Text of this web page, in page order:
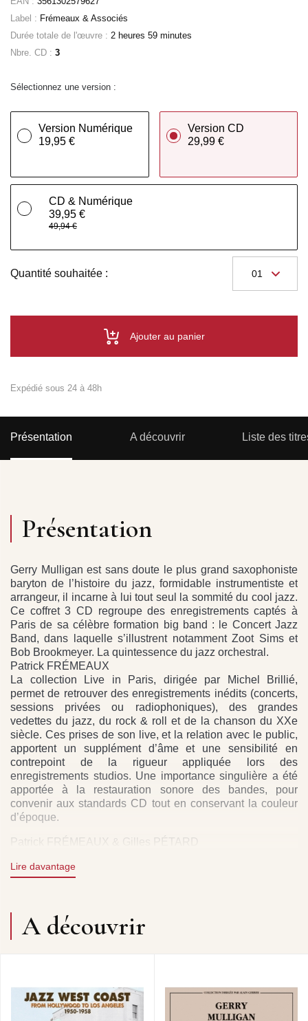
Label : Frémeaux & Associés
Durée totale de l'œuvre : 2 heures 59 minutes
Nbre. CD : 3
Sélectionnez une version :
Version Numérique
19,95 €
Version CD
29,99 €
CD & Numérique
39,95 €
49,94 €
Quantité souhaitée :
Ajouter au panier
Expédié sous 24 à 48h
Présentation A découvrir Liste des
Présentation
Gerry Mulligan est sans doute le plus grand saxophoniste
baryton de l’histoire du jazz, formidable instrumentiste et
arrangeur, il incarne à lui tout seul la sommité du cool jazz.
Ce coffret 3 CD regroupe des enregistrements captés à
Paris de sa célèbre formation big band : le Concert Jazz
Band, dans laquelle s’illustrent notamment Zoot Sims et
Bob Brookmeyer. La quintessence du jazz orchestral.
Patrick FRÉMEAUX
La collection Live in Paris, dirigée par Michel Brillié,
permet de retrouver des enregistrements inédits (concerts,
sessions privées ou radiophoniques), des grandes
vedettes du jazz, du rock & roll et de la chanson du XXe
siècle. Ces prises de son live, et la relation avec le public,
apportent un supplément d’âme et une sensibilité en
contrepoint de la rigueur appliquée lors des
enregistrements studios. Une importance singulière a été
apportée à la restauration sonore des bandes, pour
convenir aux standards CD tout en conservant la couleur
d’époque.
Patrick FRÉMEAUX & Gilles PÉTARD
No doubt the greatest baritone player in jazz history,
saxophonist Gerry Mulligan was a wonderful composer
recordings he made in Paris with the famous jazz group he
called his Concert Jazz Band, which also featured notably
The Live in Paris collection by Michel Brillié allows
listeners to hear previously-unreleased recordings (made
at concerts and private- or radio-sessions) by the great 20th
Lire davantage
A découvrir